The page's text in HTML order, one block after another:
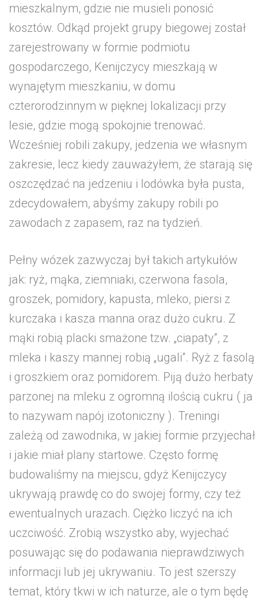
mieszkalnym, gdzie nie musieli ponosić
kosztów. Odkąd projekt grupy biegowej został
zarejestrowany w formie podmiotu
gospodarczego, Kenijczycy mieszkają w
wynajętym mieszkaniu, w domu
czterorodzinnym w pięknej lokalizacji przy
lesie, gdzie mogą spokojnie trenować.
Wcześniej robili zakupy, jedzenia we własnym
zakresie, lecz kiedy zauważyłem, że starają się
oszczędzać na jedzeniu i lodówka była pusta,
zdecydowałem, abyśmy zakupy robili po
zawodach z zapasem, raz na tydzień.
Pełny wózek zazwyczaj był takich artykułów
jak: ryż, mąka, ziemniaki, czerwona fasola,
groszek, pomidory, kapusta, mleko, piersi z
kurczaka i kasza manna oraz dużo cukru. Z
mąki robią placki smażone tzw. „ciapaty”, z
mleka i kaszy mannej robią „ugali”. Ryż z fasolą
i groszkiem oraz pomidorem. Piją dużo herbaty
parzonej na mleku z ogromną ilością cukru ( ja
to nazywam napój izotoniczny ). Treningi
zależą od zawodnika, w jakiej formie przyjechał
i jakie miał plany startowe. Często formę
budowaliśmy na miejscu, gdyż Kenijczycy
ukrywają prawdę co do swojej formy, czy też
ewentualnych urazach. Ciężko liczyć na ich
uczciwość. Zrobią wszystko aby, wyjechać
posuwając się do podawania nieprawdziwych
informacji lub jej ukrywaniu. To jest szerszy
temat, który tkwi w ich naturze, ale o tym będę